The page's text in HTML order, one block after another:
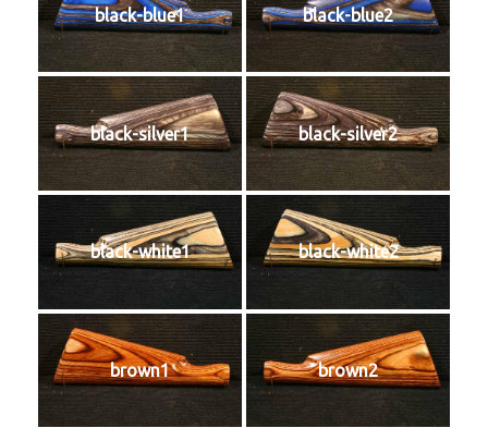
black-blue1 black-blue2
black-silver1 black-silver2
black-white1 black-white2
brown1 brown2